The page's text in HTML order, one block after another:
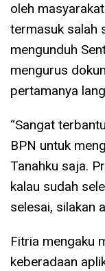
oleh
termasuk salah
mengunduh
mengurus
pertamanya
“Sangat
BPN untuk
Tanahku saja.
kalau sudah
selesai, silakan
Fitria mengaku
keberadaan